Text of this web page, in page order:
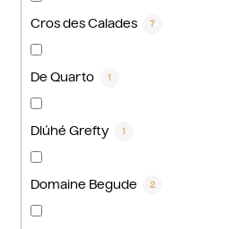
Cros des Calades 7
De Quarto 1
Dlúhé Grefty 1
Domaine Begude 2